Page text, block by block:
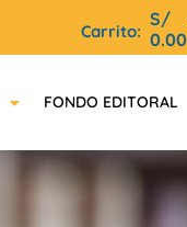
Carrito:
S/
0.00
FONDO EDITORAL